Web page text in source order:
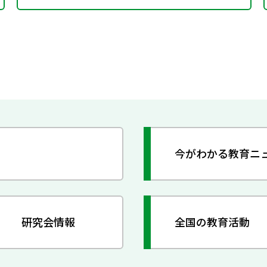
今がわかる教育ニ
研究会情報 全国の教育活動